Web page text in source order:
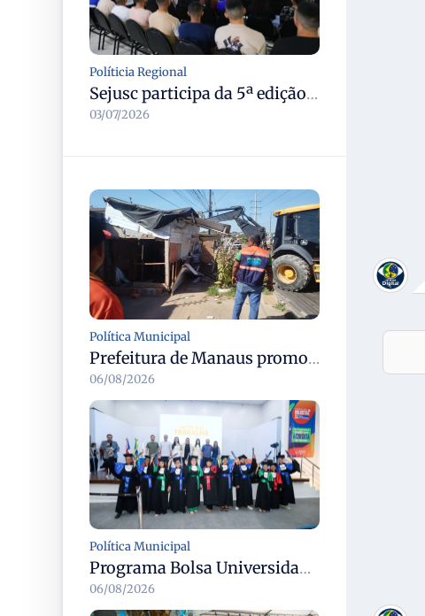
Políticia Regional
Sejusc participa da 5ª edição do Caminhos Literários com foco na cultura hip-hop nas unidades socioeducativas
03/07/2026
Política Municipal
Prefeitura de Manaus promove demolição administrativa de cinco estruturas que ocupavam calçada pública
06/08/2026
Política Municipal
Programa Bolsa Universidade entrega certificados a formandos em Manaus na sede do Executivo municipal
06/08/2026